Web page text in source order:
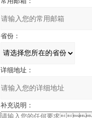
省份：
详细地址：
补充说明：